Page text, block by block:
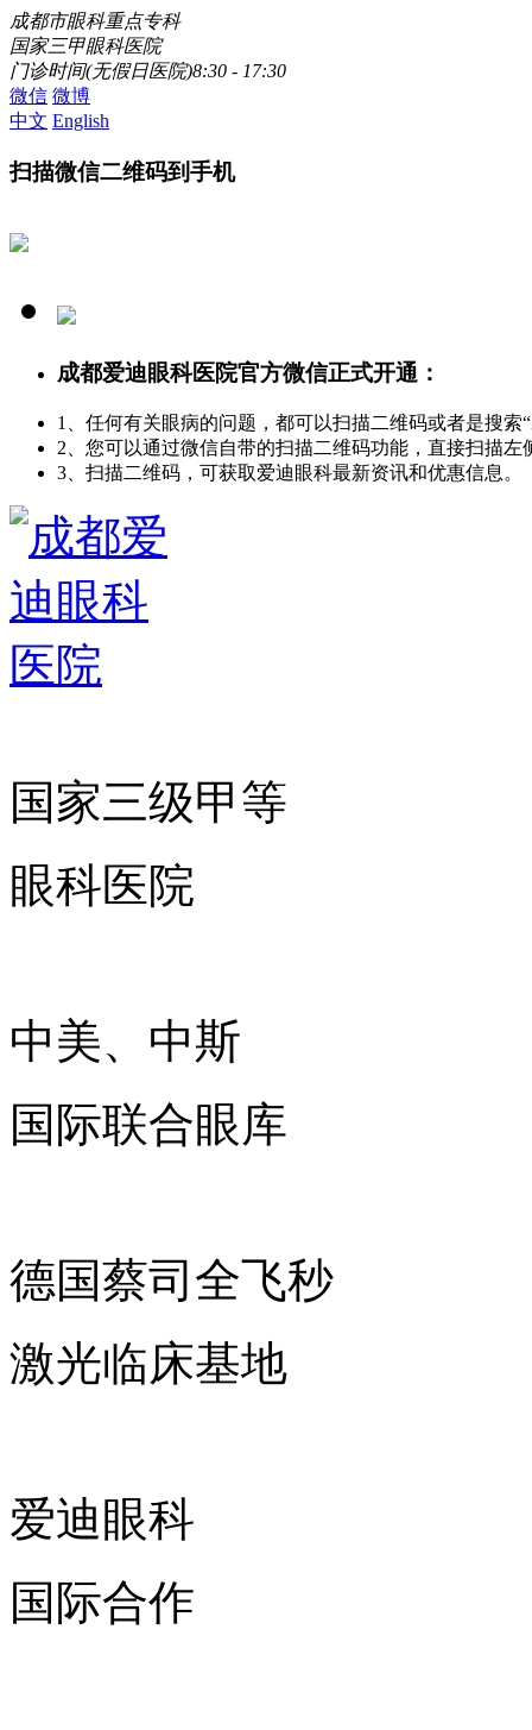
成都市眼科重点专科
国家三甲眼科医院
门诊时间(无假日医院)8:30 - 17:30
微信 微博
中文 English
扫描微信二维码到手机
成都爱迪眼科医院官方微信正式开通：
1、任何有关眼病的问题，都可以扫描二维码或者是搜索
2、您可以通过微信自带的扫描二维码功能，直接扫描左
3、扫描二维码，可获取爱迪眼科最新资讯和优惠信息。
国家三级甲等
眼科医院
中美、中斯
国际联合眼库
德国蔡司全飞秒
激光临床基地
爱迪眼科
国际合作